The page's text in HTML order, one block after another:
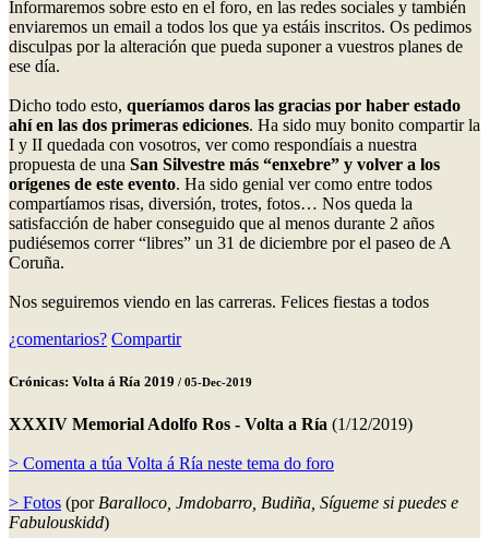
Informaremos sobre esto en el foro, en las redes sociales y también
enviaremos un email a todos los que ya estáis inscritos. Os pedimos
disculpas por la alteración que pueda suponer a vuestros planes de
ese día.
Dicho todo esto, queríamos daros las gracias por haber estado
ahí en las dos primeras ediciones. Ha sido muy bonito compartir la
I y II quedada con vosotros, ver como respondíais a nuestra
propuesta de una San Silvestre más “enxebre” y volver a los
orígenes de este evento. Ha sido genial ver como entre todos
compartíamos risas, diversión, trotes, fotos… Nos queda la
satisfacción de haber conseguido que al menos durante 2 años
pudiésemos correr “libres” un 31 de diciembre por el paseo de A
Coruña.
Nos seguiremos viendo en las carreras. Felices fiestas a todos
¿comentarios? Compartir
Crónicas: Volta á Ría 2019 / 05-Dec-2019
XXXIV Memorial Adolfo Ros - Volta a Ría (1/12/2019)
> Comenta a túa Volta á Ría neste tema do foro
> Fotos (por Baralloco, Jmdobarro, Budiña, Sígueme si puedes e
Fabulouskidd)